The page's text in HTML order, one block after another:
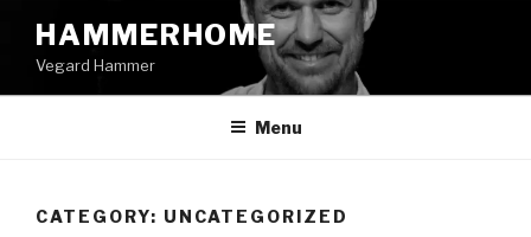
content
HAMMERHOME
Vegard Hammer
Menu
CATEGORY: UNCATEGORIZED